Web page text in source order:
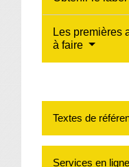
Les premières
à faire
Textes de
Services en